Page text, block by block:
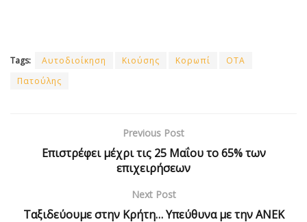
Tags: Αυτοδιοίκηση Κιούσης Κορωπί
ΟΤΑ
Πατούλης
Previous Post
Επιστρέφει μέχρι τις 25 Μαΐου το 65% των
επιχειρήσεων
Next Post
Ταξιδεύουμε στην Κρήτη… Υπεύθυνα με την ΑΝΕΚ